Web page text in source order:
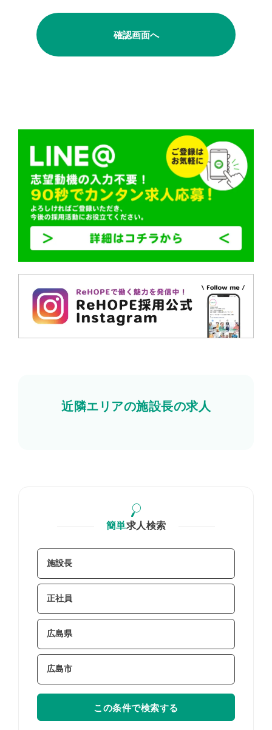
近隣エリアの施設長の求人
簡単求人検索
この条件で検索する